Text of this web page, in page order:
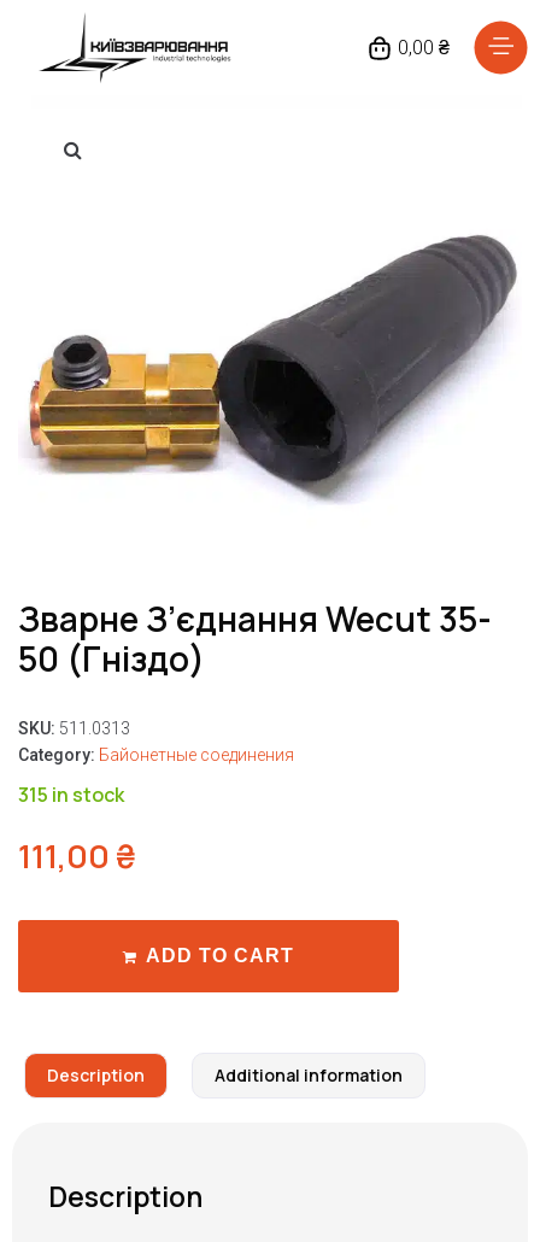
0,00 ₴
Зварне З’єднання Wecut 35-
50 (гніздо)
SKU: 511.0313
Category: Байонетные соединения
315 in stock
111,00 ₴
ADD TO CART
Description Additional information
Description
Головна
Доставка та оплата
Повернення та обмін
Блог